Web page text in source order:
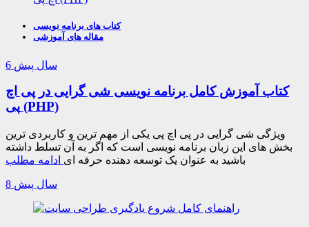
کتاب های برنامه نویسی
مقاله های آموزشی
6 سال پیش
کتاب آموزش کامل برنامه نویسی شی گرایی در پی اچ
پی (PHP)
ویژگی شی گرایی در پی اچ پی یکی از مهم ترین و کاربردی ترین
بخش های این زبان برنامه نویسی است که اگر به آن تسلط داشته
باشید به عنوان یک توسعه دهنده حرفه ای ادامه مطلب
8 سال پیش